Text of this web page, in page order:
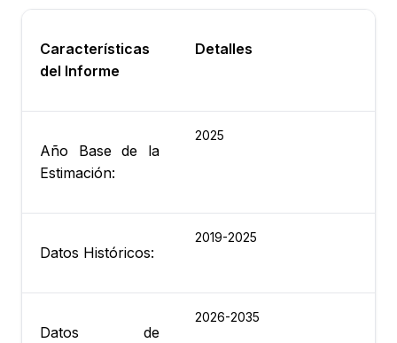
Características
del Informe
Detalles
Año Base de la
Estimación:
2025
Datos Históricos:
2019-2025
Datos de
2026-2035